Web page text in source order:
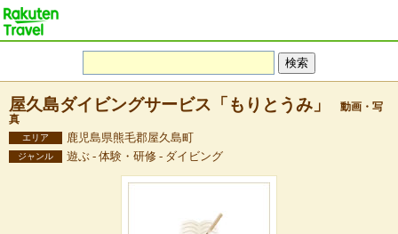
屋久島ダイビングサービス「もりとうみ」
動画・写
真
エリア 鹿児島県熊毛郡屋久島町
ジャンル 遊ぶ - 体験・研修 - ダイビング